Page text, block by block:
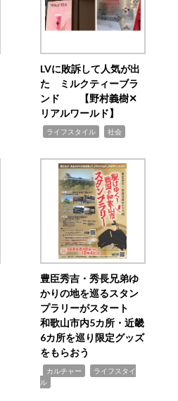
LVに敗訴して人気が出
た ミルクティーブラ
ンド 【野村義樹✕
リアルワールド】
ライフスタイル 社会
豊臣秀吉・秀長兄弟ゆ
かりの地を巡るスタン
プラリーがスタート
和歌山市内5カ所・近畿
6カ所を巡り限定グッズ
をもらおう
カルチャー
ライフスタイ
ル